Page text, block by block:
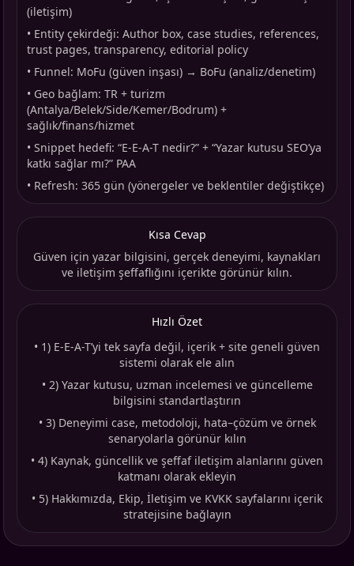
(iletişim)
• Entity çekirdeği: Author box, case studies, references,
trust pages, transparency, editorial policy
• Funnel: MoFu (güven inşası) → BoFu (analiz/denetim)
• Geo bağlam: TR + turizm
(Antalya/Belek/Side/Kemer/Bodrum) +
sağlık/finans/hizmet
• Snippet hedefi: “E-E-A-T nedir?” + “Yazar kutusu SEO’ya
katkı sağlar mı?” PAA
• Refresh: 365 gün (yönergeler ve beklentiler değiştikçe)
Kısa Cevap
Güven için yazar bilgisini, gerçek deneyimi, kaynakları
ve iletişim şeffaflığını içerikte görünür kılın.
Hızlı Özet
• 1) E-E-A-T’yi tek sayfa değil, içerik + site geneli güven
sistemi olarak ele alın
• 2) Yazar kutusu, uzman incelemesi ve güncelleme
bilgisini standartlaştırın
• 3) Deneyimi case, metodoloji, hata–çözüm ve örnek
senaryolarla görünür kılın
• 4) Kaynak, güncellik ve şeffaf iletişim alanlarını güven
katmanı olarak ekleyin
• 5) Hakkımızda, Ekip, İletişim ve KVKK sayfalarını içerik
stratejisine bağlayın